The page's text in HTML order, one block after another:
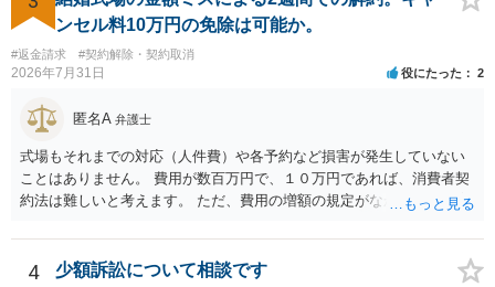
ンセル料10万円の免除は可能か。
#返金請求 #契約解除・契約取消
2026年7月31日 役にたった 2
匿名A 弁護士
式場もそれまでの対応（人件費）や各予約など損害が発生していない
ことはありません。 費用が数百万円で、１０万円であれば、消費者契
約法は難しいと考えます。 ただ、費用の増額の規定がなかったのに増
ということになり、解約するのは理由がないことになります。
4 少額訴訟について相談です